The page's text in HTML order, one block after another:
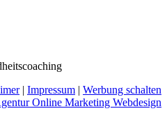
| Impressum | Werbung schalten
Online Marketing Webdesign